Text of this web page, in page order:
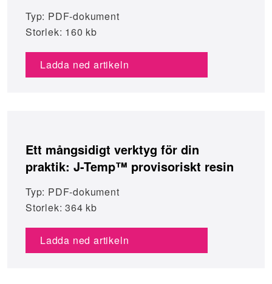
Typ: PDF-dokument
Storlek: 160 kb
Ladda ned artikeln
Ett mångsidigt verktyg för din
praktik: J-Temp™ provisoriskt resin
Typ: PDF-dokument
Storlek: 364 kb
Ladda ned artikeln